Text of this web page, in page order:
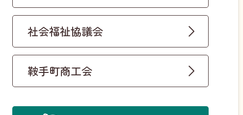
社会福祉協議会
鞍手町商工会